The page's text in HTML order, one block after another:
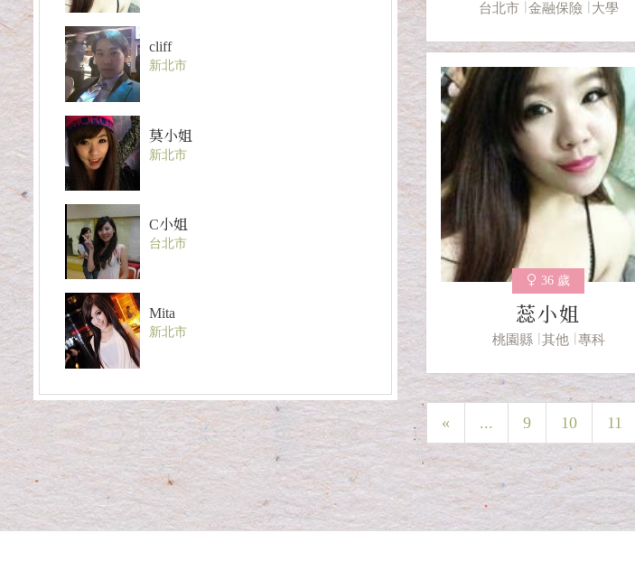
台北市 金融保險 大學
36 歲
蕊小姐
桃園縣 其他 專科
« ... 9 10 11
cliff
新北市
莫小姐
新北市
C小姐
台北市
Mita
新北市